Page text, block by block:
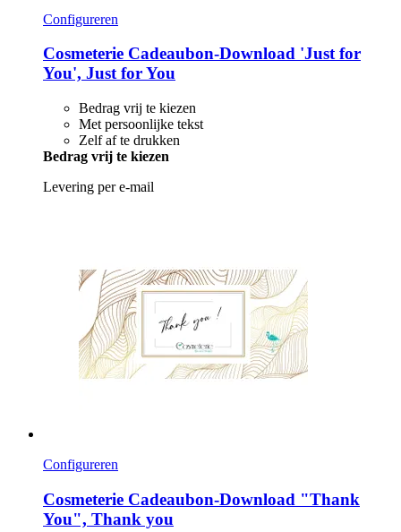
Configureren
Cosmeterie Cadeaubon-​Download 'Just for
You', Just for You
Bedrag vrij te kiezen
Met persoonlijke tekst
Zelf af te drukken
Bedrag vrij te kiezen
Levering per e-mail
Configureren
Cosmeterie Cadeaubon-​Download "Thank
You", Thank you